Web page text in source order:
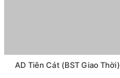
AD Tiên Cát (BST Giao Thời)